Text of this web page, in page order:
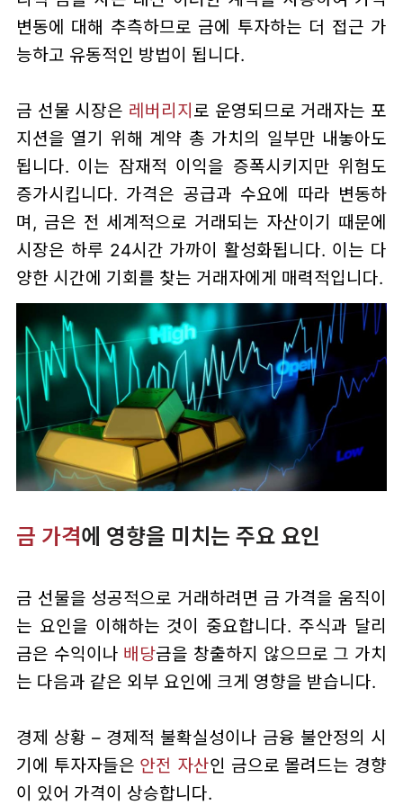
변동에 대해 추측하므로 금에 투자하는 더 접근 가
능하고 유동적인 방법이 됩니다.
금 선물 시장은 레버리지 로 운영되므로 거래자는 포
지션을 열기 위해 계약 총 가치의 일부만 내놓아도
됩니다. 이는 잠재적 이익을 증폭시키지만 위험도
증가시킵니다. 가격은 공급과 수요에 따라 변동하
며, 금은 전 세계적으로 거래되는 자산이기 때문에
시장은 하루 24시간 가까이 활성화됩니다. 이는 다
양한 시간에 기회를 찾는 거래자에게 매력적입니다.
금 가격에 영향을 미치는 주요 요인
금 선물을 성공적으로 거래하려면 금 가격을 움직이
는 요인을 이해하는 것이 중요합니다. 주식과 달리
금은 수익이나 배당금을 창출하지 않으므로 그 가치
는 다음과 같은 외부 요인에 크게 영향을 받습니다.
경제 상황 – 경제적 불확실성이나 금융 불안정의 시
기에 투자자들은 안전 자산인 금으로 몰려드는 경향
이 있어 가격이 상승합니다.